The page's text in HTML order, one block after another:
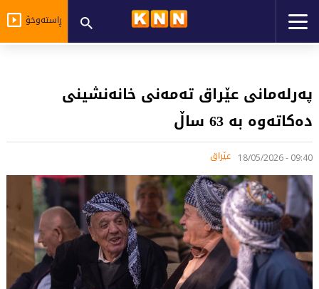
ڕاستەوخۆ
پەرلەمانی عێراق تەمەنی خانەنشینی
دەکاتەوە بە 63 ساڵ
09:40 - 18/05/2026 عێراق